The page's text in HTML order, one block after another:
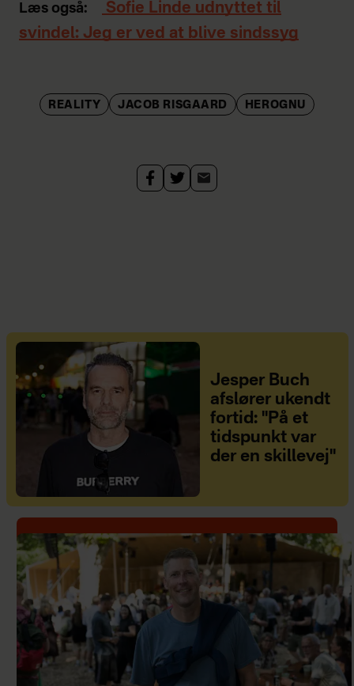
Læs også:
Sofie Linde udnyttet til
svindel: Jeg er ved at blive sindssyg
REALITY JACOB RISGAARD HEROGNU
Jesper Buch
afslører ukendt
fortid: "På et
tidspunkt var
der en skillevej"